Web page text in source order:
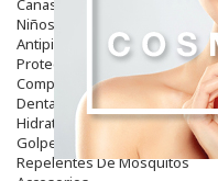
Niños
Antipiojos
Protección Solar
Complementos Alimentarios
Dentales
Hidratantes
Golpes Y Hematomas
Repelentes De Mosquitos